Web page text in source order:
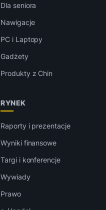
Dla seniora
Nawigacje
PC i Laptopy
Gadżety
Produkty z Chin
RYNEK
Raporty i prezentacje
Wyniki finansowe
Targi i konferencje
Wywiady
Prawo